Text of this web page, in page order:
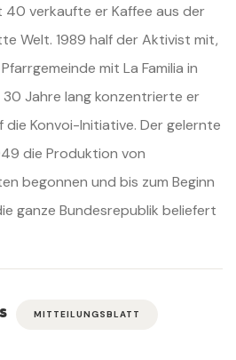
40 verkaufte er Kaffee aus der
Welt. 1989 half der Aktivist mit,
mit La Familia in
30 Jahre lang konzentrierte er
die Konvoi-Initiative. Der gelernte
die Produktion von
begonnen und bis zum Beginn
ganze Bundesrepublik beliefert
MITTEILUNGSBLATT